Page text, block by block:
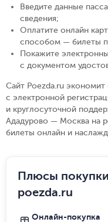
Введите данные
сведения;
Оплатите онлайн
способом — билеты
Покажите
с документом
Сайт Poezda.ru экономит
с электронной
и круглосуточной
Ададурово — Москва на
билеты онлайн и
Плюсы
poezda.ru
Онлайн-покупка